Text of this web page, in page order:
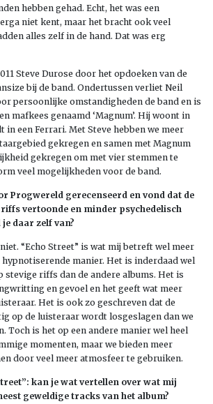
hebben gehad. Echt, het was een
niet kent, maar het bracht ook veel
alles zelf in de hand. Dat was erg
Steve Durose door het opdoeken van de
bij de band. Ondertussen verliet Neil
persoonlijke omstandigheden de band en is
mafkees genaamd ‘Magnum’. Hij woont in
in een Ferrari. Met Steve hebben we meer
gekregen en samen met Magnum
gekregen om met vier stemmen te
veel mogelijkheden voor de band.
Progwereld gerecenseerd en vond dat de
vertoonde en minder psychedelisch
daar zelf van?
“Echo Street” is wat mij betreft wel meer
hypnotiserende manier. Het is inderdaad wel
stevige riffs dan de andere albums. Het is
en gevoel en het geeft wat meer
Het is ook zo geschreven dat de
op de luisteraar wordt losgeslagen dan we
Toch is het op een andere manier wel heel
momenten, maar we bieden meer
door veel meer atmosfeer te gebruiken.
kan je wat vertellen over wat mij
geweldige tracks van het album?